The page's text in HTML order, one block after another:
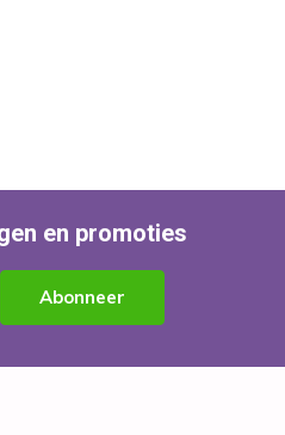
en promoties
Abonneer